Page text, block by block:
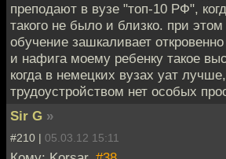
преподают в вузе "топ-10 РФ",
такого не было и близко. при этом
обучение зашкаливает
и нафига моему ребенку такое
когда в немецких вузах уат
трудоустройством нет особых
Sir G »
#210 | 05.03.12 15:11